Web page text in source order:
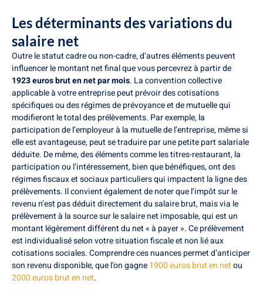
Les déterminants des variations du
salaire net
Outre le statut cadre ou non-cadre, d’autres éléments peuvent
influencer le montant net final que vous percevrez à partir de
1923 euros brut en net par mois. La convention collective
applicable à votre entreprise peut prévoir des cotisations
spécifiques ou des régimes de prévoyance et de mutuelle qui
modifieront le total des prélèvements. Par exemple, la
participation de l’employeur à la mutuelle de l’entreprise, même si
elle est avantageuse, peut se traduire par une petite part salariale
déduite. De même, des éléments comme les titres-restaurant, la
participation ou l’intéressement, bien que bénéfiques, ont des
régimes fiscaux et sociaux particuliers qui impactent la ligne des
prélèvements. Il convient également de noter que l’impôt sur le
revenu n’est pas déduit directement du salaire brut, mais via le
prélèvement à la source sur le salaire net imposable, qui est un
montant légèrement différent du net « à payer ». Ce prélèvement
est individualisé selon votre situation fiscale et non lié aux
cotisations sociales. Comprendre ces nuances permet d’anticiper
son revenu disponible, que l’on gagne1900 euros brut en netou
2000 euros brut en net.